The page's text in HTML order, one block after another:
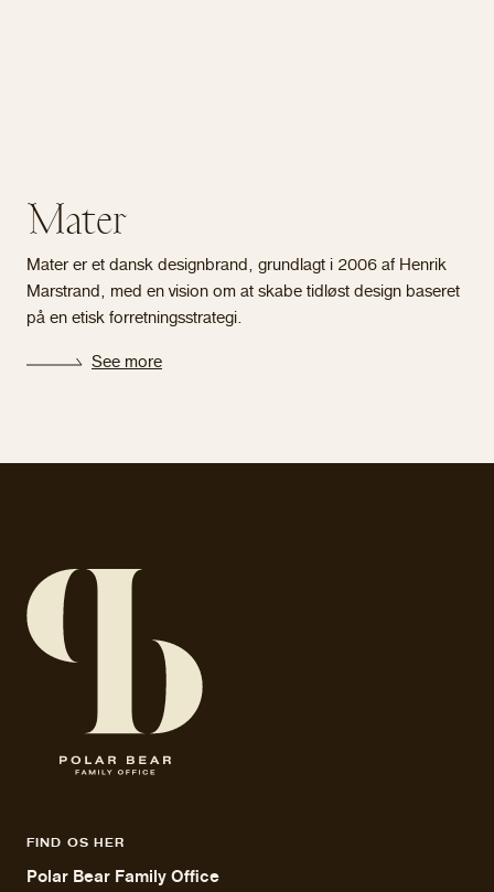
Mater
Mater er et dansk designbrand, grundlagt i 2006 af Henrik
Marstrand, med en vision om at skabe tidløst design baseret
på en etisk forretningsstrategi.
See more
FIND OS HER
Polar Bear Family Office